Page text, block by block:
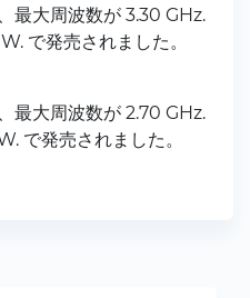
大周波数が 3.30 GHz.
で発売されました。
大周波数が 2.70 GHz.
で発売されました。